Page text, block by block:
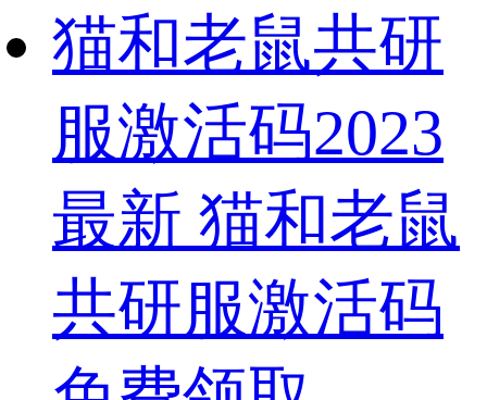
猫和老鼠共研
服激活码2023
最新 猫和老鼠
共研服激活码